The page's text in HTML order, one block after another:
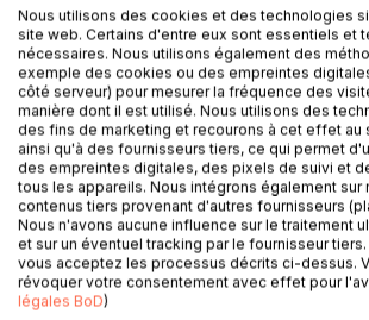
DESCRIPTION
Après un voyage qui l’emmène jusqu’au
grand-père, il découvre un monde bien
dans lequel il vit habituellement. Malgré
obstacles, il continue son enquête au
commence à soupçonner son grand-père
criminel. Pourra-t-il rassembler les
? Et réussira-t-il à le mettre hors d’état de
définitivement ? Seuls bonheurs dans
enfers, son métier d’acteur et la belle
proche et pourtant si lointaine. Geoffrey
Nous utilisons des cookies et des technologies
site web. Certains d'entre eux sont essentiels et
nécessaires. Nous utilisons également des
exemple des cookies ou des empreintes
côté serveur) pour mesurer la fréquence des
manière dont il est utilisé. Nous utilisons des
des fins de marketing et recourons à cet effet au
ainsi qu'à des fournisseurs tiers, ce qui permet
des empreintes digitales, des pixels de suivi et
tous les appareils. Nous intégrons également sur
contenus tiers provenant d'autres fournisseurs
Nous n'avons aucune influence sur le traitement
et sur un éventuel tracking par le fournisseur
vous acceptez les processus décrits ci-dessus.
révoquer votre consentement avec effet pour
légales BoD)